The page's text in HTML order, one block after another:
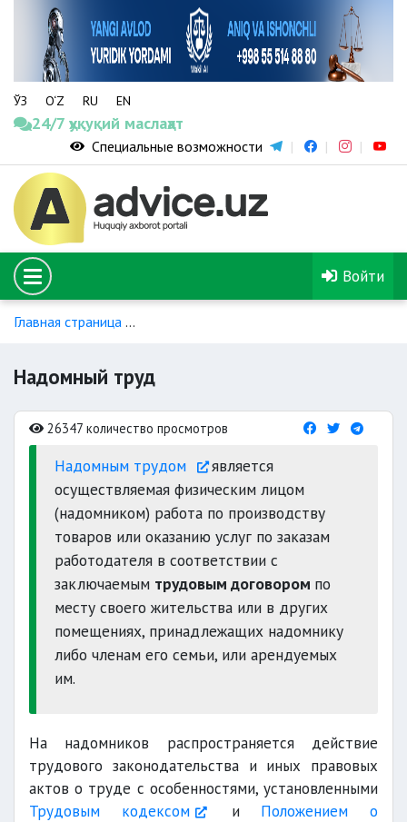
ЎЗ O‘Z RU EN
24/7 ҳуқуқий маслаҳат
Специальные возможности
Войти
Главная страница
Надомный труд
26347 количество просмотров
Надомным трудом
является
осуществляемая физическим лицом
(надомником) работа по производству
товаров или оказанию услуг по заказам
работодателя в соответствии с
заключаемым трудовым договором по
месту своего жительства или в других
помещениях, принадлежащих надомнику
либо членам его семьи, или арендуемых
им.
На надомников распространяется действие
трудового законодательства и иных правовых
актов о труде с особенностями, установленными
Трудовым кодексом
и Положением о